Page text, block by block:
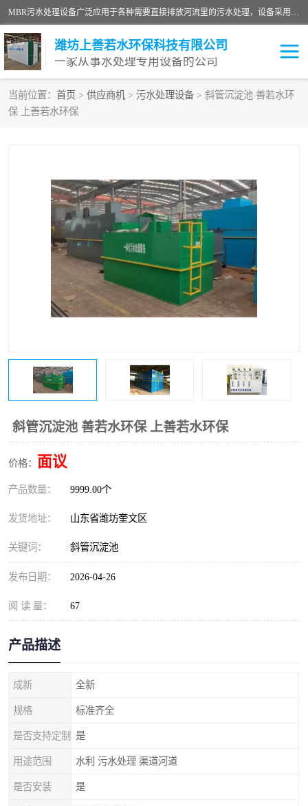
MBR污水处理设备广泛应用于各种需要直接排放河流里的污水处理，设备采用膜生物反应器（Membrane Bioreactor,简称MBR〕技术，取代了传统工艺中的二沉池，它可以*地进行固液分离，得到直接使用的稳定中水，又可在生物池内维持高浓度的微生物量，工艺剩余污泥少，极有效地去除氨氮，出水悬浮物和浊度接近于零，出水中细菌和病毒被大幅度去除，能耗低，占地面积小。
潍坊上善若水环保科技有限公司
一家从事水处理专用设备的公司
当前位置： 首页 > 供应商机 > 污水处理设备 > 斜管沉淀池 善若水环
保 上善若水环保
斜管沉淀池 善若水环保 上善若水环保
价格： 面议
产品数量： 9999.00个
发货地址： 山东省潍坊奎文区
关键词： 斜管沉淀池
发布日期： 2026-04-26
阅 读 量： 67
产品描述
成新 全新
规格 标准齐全
是否支持定制 是
用途范围 水利 污水处理 渠道河道
是否安装 是
污水处理设备
洗涤污水处理设备 实验室污水处理设备
诊所门诊污水处理设备 臭氧消毒设备
养殖污水处理设备 屠宰污水处理设备
一体化污水处理设备 食品制造业污水处理设备
医院辐射污水衰变池